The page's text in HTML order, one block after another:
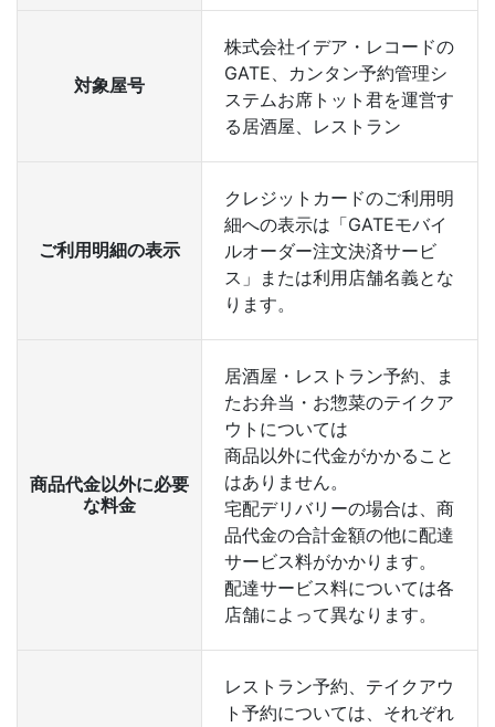
対象屋号
株式会社イデア・レコードの
GATE、カンタン予約管理シ
ステムお席トット君を運営す
る居酒屋、レストラン
ご利用明細の表示
クレジットカードのご利用明
細への表示は「GATEモバイ
ルオーダー注文決済サービ
ス」または利用店舗名義とな
ります。
商品代金以外に必要
な料金
居酒屋・レストラン予約、ま
たお弁当・お惣菜のテイクア
ウトについては
商品以外に代金がかかること
はありません。
宅配デリバリーの場合は、商
品代金の合計金額の他に配達
サービス料がかかります。
配達サービス料については各
店舗によって異なります。
レストラン予約、テイクアウ
ト予約については、それぞれ